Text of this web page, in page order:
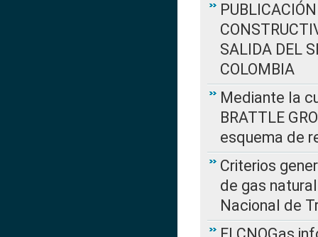
SALIDA DEL
COLOMBIA
Mediante la
BRATTLE
esquema de
Criterios
de gas
Nacional de